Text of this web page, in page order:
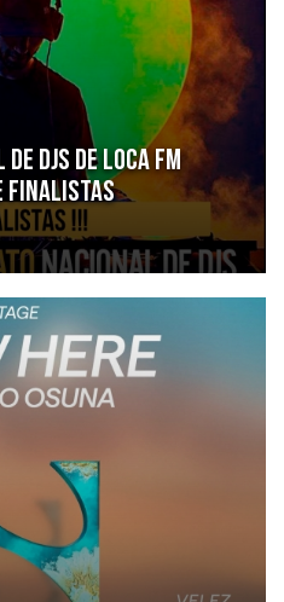
DJs de Loca FM
finalistas